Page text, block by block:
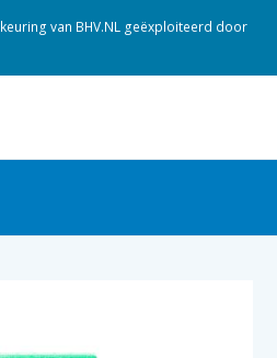
van BHV.NL geëxploiteerd door